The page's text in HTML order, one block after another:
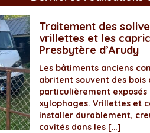
Traitement des
vrillettes et les
Presbytère d’Arudy
Les bâtiments anciens
abritent souvent des bois
particulièrement exposés
xylophages. Vrillettes et
installer durablement,
cavités dans les […]